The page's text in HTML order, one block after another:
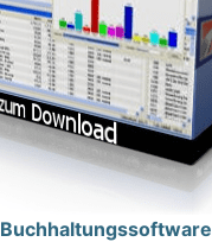
Buchhaltungssoftware